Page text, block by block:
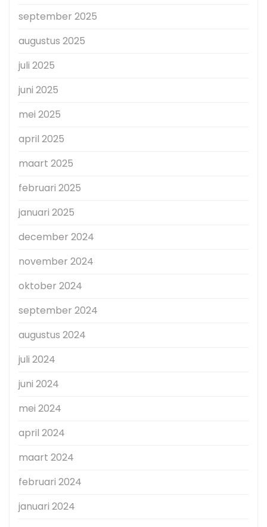
september 2025
augustus 2025
juli 2025
juni 2025
mei 2025
april 2025
maart 2025
februari 2025
januari 2025
december 2024
november 2024
oktober 2024
september 2024
augustus 2024
juli 2024
juni 2024
mei 2024
april 2024
maart 2024
februari 2024
januari 2024